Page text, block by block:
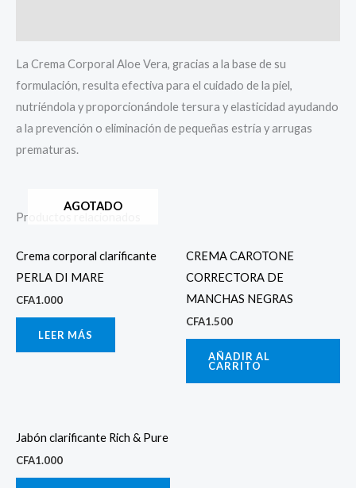
La Crema Corporal Aloe Vera, gracias a la base de su
formulación, resulta efectiva para el cuidado de la piel,
nutriéndola y proporcionándole tersura y elasticidad ayudando
a la prevención o eliminación de pequeñas estría y arrugas
prematuras.
Productos relacionados
AGOTADO
Crema corporal clarificante
PERLA DI MARE
CFA1.000
LEER MÁS
CREMA CAROTONE
CORRECTORA DE
MANCHAS NEGRAS
CFA1.500
AÑADIR AL
CARRITO
Jabón clarificante Rich & Pure
CFA1.000